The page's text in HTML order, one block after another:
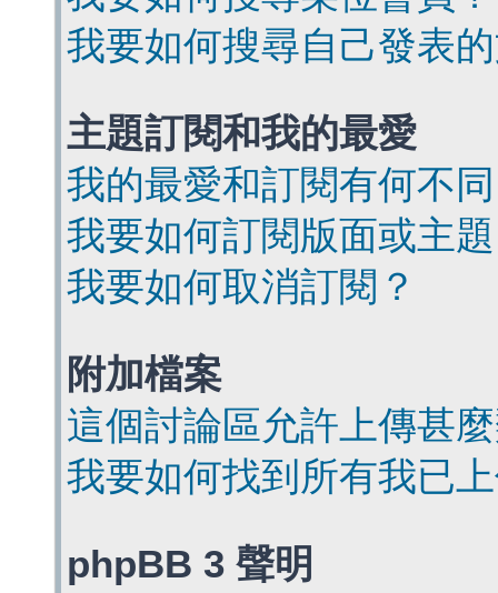
我要如何搜尋自己發表
主題訂閱和我的最愛
我的最愛和訂閱有何不
我要如何訂閱版面或主
我要如何取消訂閱？
附加檔案
這個討論區允許上傳甚
我要如何找到所有我已
phpBB 3 聲明